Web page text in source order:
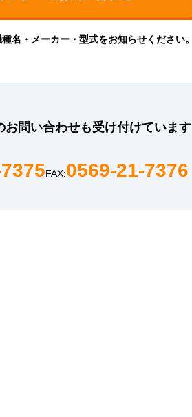
名・メーカー・型式をお知らせください。
お問い合わせも受け付けています
FAX:0569-21-7376